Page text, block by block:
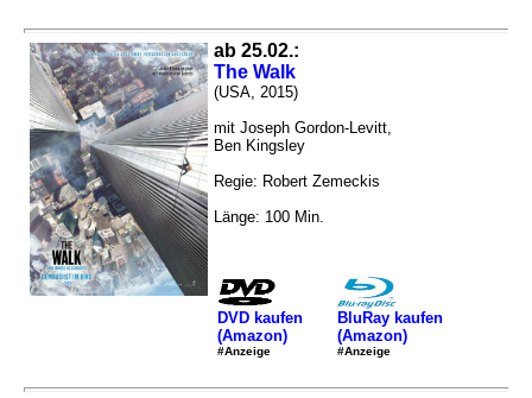
ab 25.02.:
The Walk
(USA, 2015)
mit Joseph Gordon-Levitt,
Ben Kingsley
Regie: Robert Zemeckis
Länge: 100 Min.
DVD kaufen
(Amazon)
#Anzeige
BluRay kaufen
(Amazon)
#Anzeige